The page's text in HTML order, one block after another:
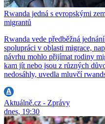
Rwanda jedná s evropskými
migrantů
Rwanda vede předběžná
spolupráci v oblasti migrace,
návrhu mohlo přijímat rodiny
kam jít nebo jsou z různých
nedosáhly, uvedla mluvčí
Aktuálně.cz - Zprávy
dnes, 19:30